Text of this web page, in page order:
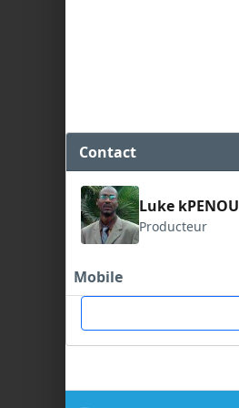
Contact
Luke kPENOU
Producteur
Mobile